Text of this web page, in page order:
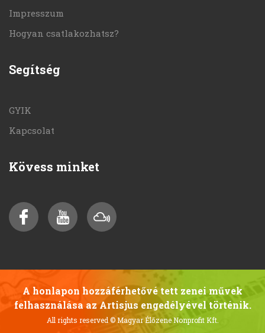
Impresszum
Hogyan csatlakozhatsz?
Segítség
GYIK
Kapcsolat
Kövess minket
A honlapon hozzáférhetővé tett zenei művek
felhasználása az Artisjus engedélyével történik.
All rights reserved© Magyar Élőzene Nonprofit Kft.